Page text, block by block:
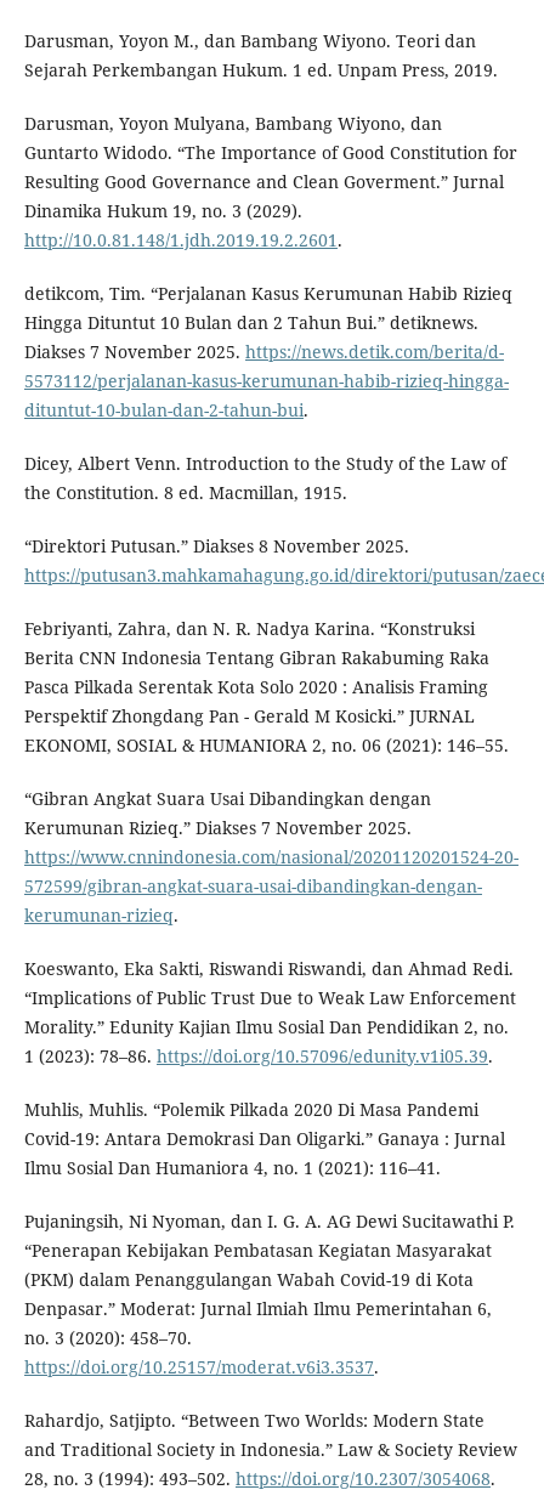
Darusman, Yoyon M., dan Bambang Wiyono. Teori dan
Sejarah Perkembangan Hukum. 1 ed. Unpam Press, 2019.
Darusman, Yoyon Mulyana, Bambang Wiyono, dan
Guntarto Widodo. “The Importance of Good Constitution for
Resulting Good Governance and Clean Goverment.” Jurnal
Dinamika Hukum 19, no. 3 (2029).
http://10.0.81.148/1.jdh.2019.19.2.2601.
detikcom, Tim. “Perjalanan Kasus Kerumunan Habib Rizieq
Hingga Dituntut 10 Bulan dan 2 Tahun Bui.” detiknews.
Diakses 7 November 2025. https://news.detik.com/berita/d-
5573112/perjalanan-kasus-kerumunan-habib-rizieq-hingga-
dituntut-10-bulan-dan-2-tahun-bui.
Dicey, Albert Venn. Introduction to the Study of the Law of
the Constitution. 8 ed. Macmillan, 1915.
“Direktori Putusan.” Diakses 8 November 2025.
https://putusan3.mahkamahagung.go.id/direktori/putusan/
Febriyanti, Zahra, dan N. R. Nadya Karina. “Konstruksi
Berita CNN Indonesia Tentang Gibran Rakabuming Raka
Pasca Pilkada Serentak Kota Solo 2020 : Analisis Framing
Perspektif Zhongdang Pan - Gerald M Kosicki.” JURNAL
EKONOMI, SOSIAL & HUMANIORA 2, no. 06 (2021): 146–55.
“Gibran Angkat Suara Usai Dibandingkan dengan
Kerumunan Rizieq.” Diakses 7 November 2025.
https://www.cnnindonesia.com/nasional/20201120201524-20-
572599/gibran-angkat-suara-usai-dibandingkan-dengan-
kerumunan-rizieq.
Koeswanto, Eka Sakti, Riswandi Riswandi, dan Ahmad Redi.
“Implications of Public Trust Due to Weak Law Enforcement
Morality.” Edunity Kajian Ilmu Sosial Dan Pendidikan 2, no.
1 (2023): 78–86. https://doi.org/10.57096/edunity.v1i05.39.
Muhlis, Muhlis. “Polemik Pilkada 2020 Di Masa Pandemi
Covid-19: Antara Demokrasi Dan Oligarki.” Ganaya : Jurnal
Ilmu Sosial Dan Humaniora 4, no. 1 (2021): 116–41.
Pujaningsih, Ni Nyoman, dan I. G. A. AG Dewi Sucitawathi P.
“Penerapan Kebijakan Pembatasan Kegiatan Masyarakat
(PKM) dalam Penanggulangan Wabah Covid-19 di Kota
Denpasar.” Moderat: Jurnal Ilmiah Ilmu Pemerintahan 6,
no. 3 (2020): 458–70.
https://doi.org/10.25157/moderat.v6i3.3537.
Rahardjo, Satjipto. “Between Two Worlds: Modern State
and Traditional Society in Indonesia.” Law & Society Review
28, no. 3 (1994): 493–502. https://doi.org/10.2307/3054068.